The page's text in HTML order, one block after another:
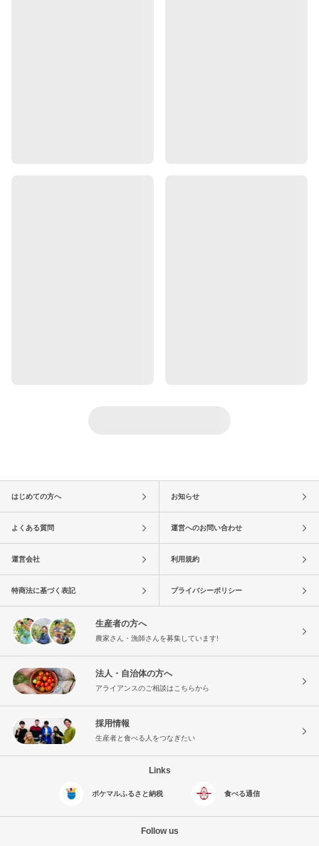
はじめての方へ お知らせ
よくある質問 運営へのお問い合わせ
運営会社 利用規約
特商法に基づく表記 プライバシーポリシー
生産者の方へ
農家さん・漁師さんを募集しています!
法人・自治体の方へ
アライアンスのご相談はこちらから
採用情報
生産者と食べる人をつなぎたい
Links
ポケマルふるさと納税 食べる通信
Follow us